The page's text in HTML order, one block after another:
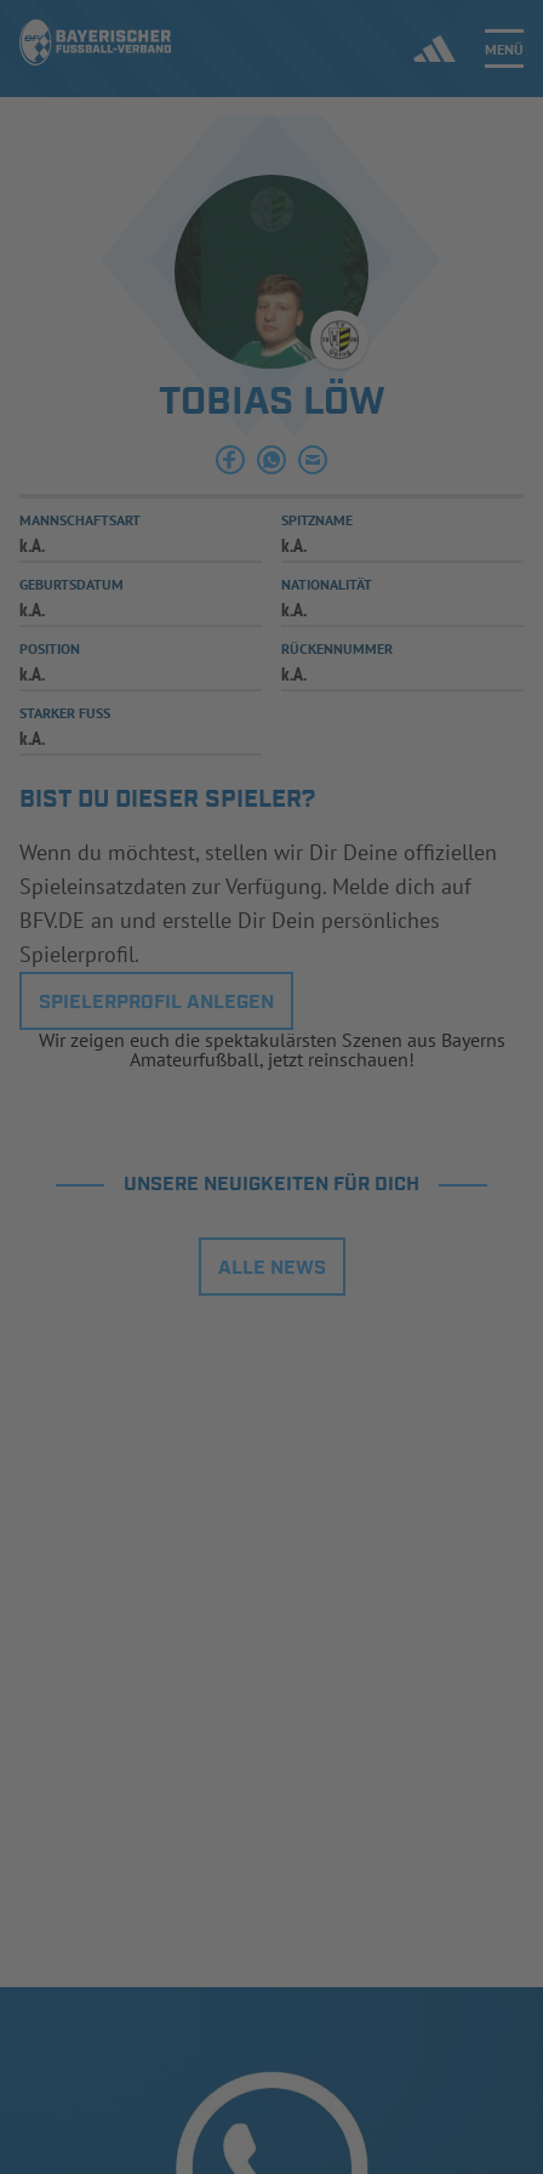
MENÜ
ERGEBNISSE & WETTBEWERBE
SPIELBETRIEB & VERBANDSLEBEN
AUSBILDUNG & FÖRDERUNG
SPIELPLUS
TOBIAS LÖW
MANNSCHAFTSART
k.A.
SPITZNAME
k.A.
GEBURTSDATUM
k.A.
NATIONALITÄT
k.A.
POSITION
k.A.
RÜCKENNUMMER
k.A.
STARKER FUSS
k.A.
BIST DU DIESER SPIELER?
Wenn du möchtest, stellen wir Dir Deine offiziellen
Spieleinsatzdaten zur Verfügung. Melde dich auf
BFV.DE an und erstelle Dir Dein persönliches
Spielerprofil.
SPIELERPROFIL ANLEGEN
Wir zeigen euch die spektakulärsten Szenen aus Bayerns
Amateurfußball, jetzt reinschauen!
UNSERE NEUIGKEITEN FÜR DICH
ALLE NEWS